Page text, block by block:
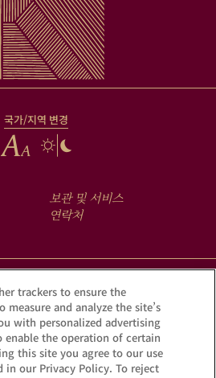
국가/지역 변경
보관 및 서비스
연락처
iD를 통해 여러분의 샴페인에 숨겨진
를 확인해 보세요.
trackers to ensure the
and analyze the site’s
with personalized advertising
the operation of certain
this site you agree to our use
our Privacy Policy. To reject